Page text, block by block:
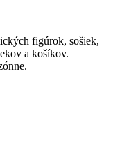
figúrok, sošiek,
a košíkov.